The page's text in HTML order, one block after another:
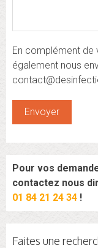
En complément de
également nous
Pour vos
contactez nous
01 84 21 24 34 !
Faites une